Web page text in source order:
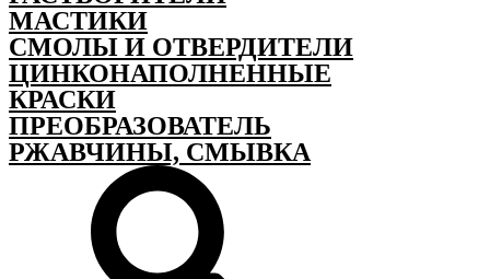
МАСТИКИ
СМОЛЫ И ОТВЕРДИТЕЛИ
ЦИНКОНАПОЛНЕННЫЕ
КРАСКИ
ПРЕОБРАЗОВАТЕЛЬ
РЖАВЧИНЫ, СМЫВКА